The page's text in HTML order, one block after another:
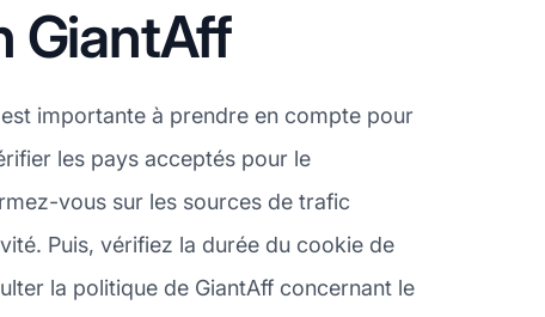
GiantAff
importante à prendre en compte pour
les pays acceptés pour le
vous sur les sources de trafic
Puis, vérifiez la durée du cookie de
la politique de GiantAff concernant le